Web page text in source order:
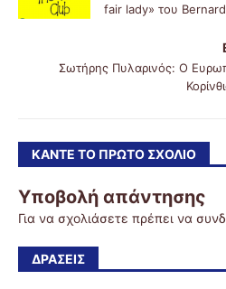
fair lady» του
Σωτήρης Πυλαρινός: Ο
ΚΆΝΤΕ ΤΟ ΠΡΏΤΟ ΣΧΌΛΙΟ
Υποβολή απάντησης
Για να σχολιάσετε πρέπει να
ΔΡΑΣΕΙΣ